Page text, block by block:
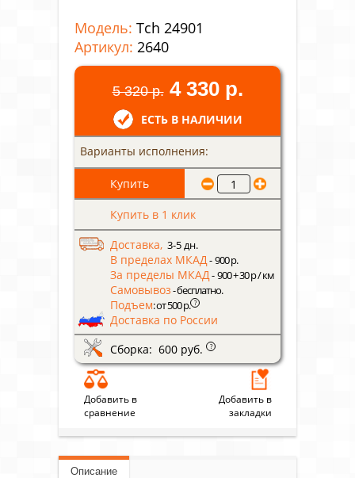
Модель: Tch 24901
Артикул: 2640
5 320 р. 4 330 р.
ЕСТЬ В НАЛИЧИИ
Варианты исполнения:
Купить в 1 клик
Доставка, 3-5 дн.
В пределах МКАД- 900 р.
За пределы МКАД- 900 + 30 р / км
Самовывоз- бесплатно.
Подъем: от 500 р. ?
Доставка по России
Сборка: 600 руб.
?
Добавить в
сравнение
Добавить в
закладки
Описание